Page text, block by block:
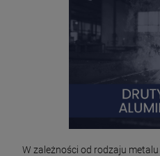
W zależności od rodzaju